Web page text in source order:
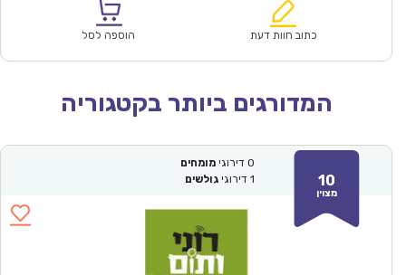
₪57.00.
הוא:
כתוב חוות דעת הוספה לסל
המדורגים ביותר בקטגוריה
10
מצוין
0 דירוגי מומחים
1 דירוגי גולשים